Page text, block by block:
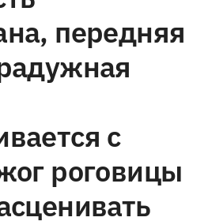
передняя
с
роговицы